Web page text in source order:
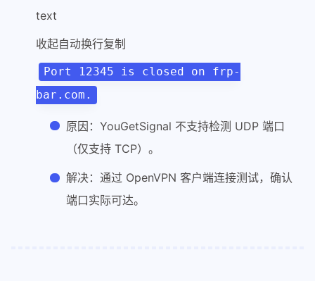
text
收起自动换行复制
Port 12345 is closed on frp-
bar.com.
原因：YouGetSignal 不支持检测 UDP 端口
（仅支持 TCP）。
解决：通过 OpenVPN 客户端连接测试，确认
端口实际可达。